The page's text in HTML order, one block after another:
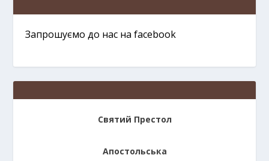
Запрошуємо до нас на facebook
Святий Престол
Апостольська